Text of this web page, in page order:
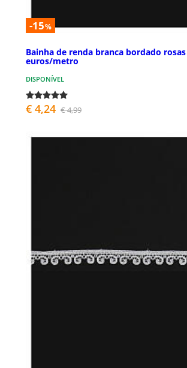
-15%
Bainha de renda branca bordado
euros/metro
DISPONÍVEL
€ 4,24 € 4,99